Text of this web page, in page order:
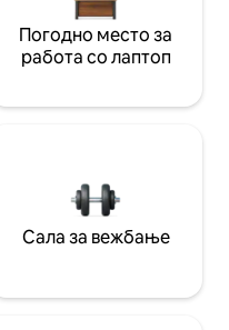
Погодно место за
работа со лаптоп
Сала за вежбање